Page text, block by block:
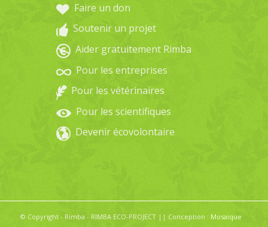
Faire un don
Soutenir un projet
Aider gratuitement Rimba
Pour les entreprises
Pour les vétérinaires
Pour les scientifiques
Devenir écovolontaire
© Copyright - Rimba - RIMBA ECO-PROJECT || Conception : Mosaïque